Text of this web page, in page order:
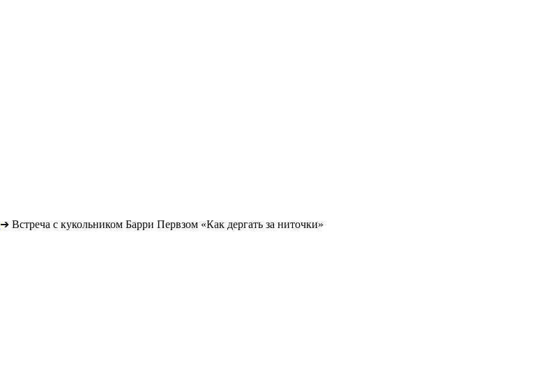
➔ Встреча с кукольником Барри Первзом «Как дергать за ниточки»